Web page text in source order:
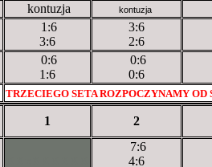
kontuzja kontuzja
1:6
3:6
3:6
2:6
0:6
1:6
0:6
0:6
TRZECIEGO SETA ROZPOCZYNAMY OD
1 2
7:6
4:6